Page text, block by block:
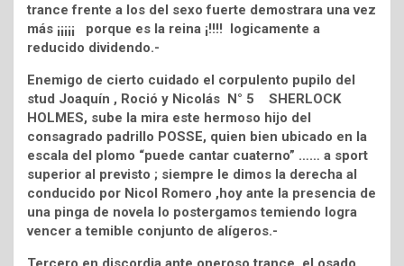
trance frente a los del sexo fuerte demostrara una vez
más ¡¡¡¡¡ porque es la reina ¡!!!! logicamente a
reducido dividendo.-
Enemigo de cierto cuidado el corpulento pupilo del
stud Joaquín , Roció y Nicolás N° 5 SHERLOCK
HOLMES, sube la mira este hermoso hijo del
consagrado padrillo POSSE, quien bien ubicado en la
escala del plomo “puede cantar cuaterno” …… a sport
superior al previsto ; siempre le dimos la derecha al
conducido por Nicol Romero ,hoy ante la presencia de
una pinga de novela lo postergamos temiendo logra
vencer a temible conjunto de alígeros.-